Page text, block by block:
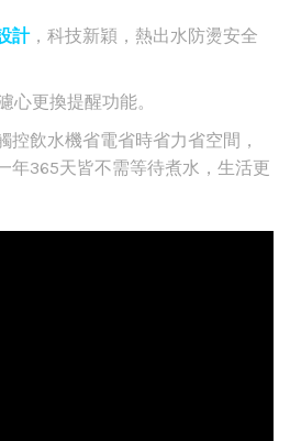
計，科技新穎，熱出水防燙安全
心更換提醒功能。
控飲水機省電省時省力省空間，
年365天皆不需等待煮水，生活更